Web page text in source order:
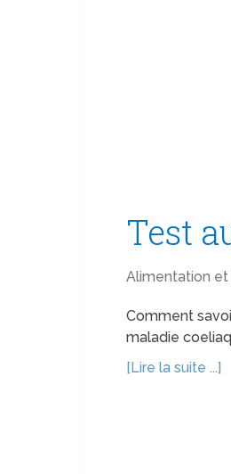
Test
Alimentation et
Comment
maladie
[Lire la suite ...]